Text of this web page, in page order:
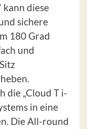
kann diese
sichere
180 Grad
und
die „Cloud T i-
in eine
Die All-round